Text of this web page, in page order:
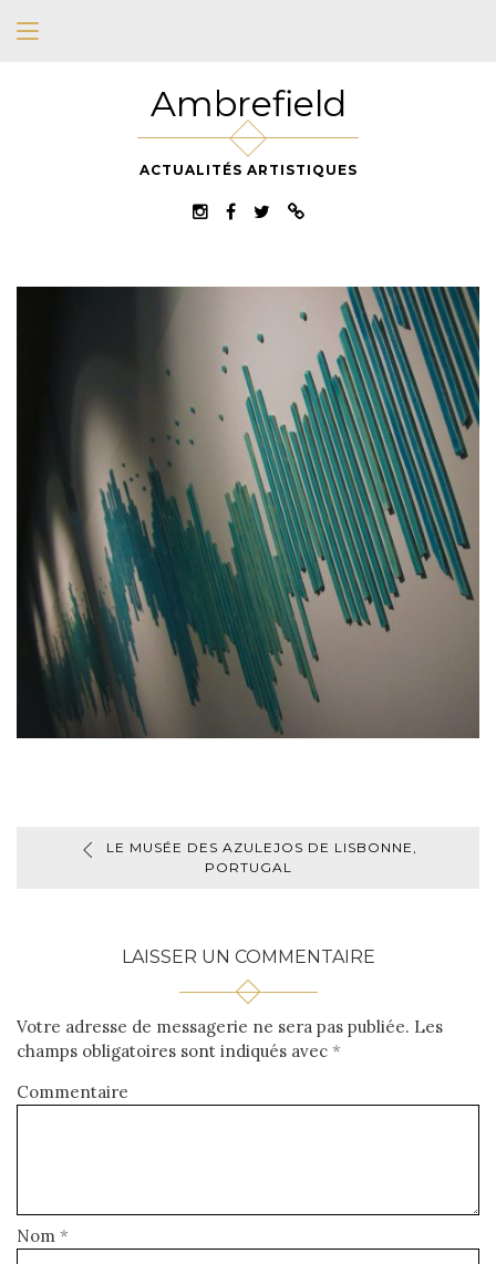
Ambrefield
ACTUALITÉS ARTISTIQUES
LE MUSÉE DES AZULEJOS DE LISBONNE,
PORTUGAL
LAISSER UN COMMENTAIRE
Votre adresse de messagerie ne sera pas publiée. Les
champs obligatoires sont indiqués avec *
Commentaire
Nom *